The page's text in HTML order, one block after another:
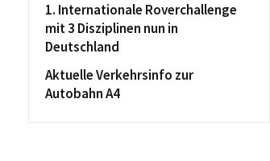
1. Internationale Roverchallenge
mit 3 Disziplinen nun in
Deutschland
Aktuelle Verkehrsinfo zur
Autobahn A4